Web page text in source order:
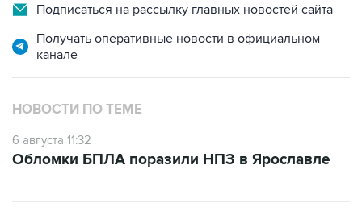
Подписаться на рассылку главных новостей сайта
Получать оперативные новости в официальном
канале
НОВОСТИ ПО ТЕМЕ
6 августа 11:32
Обломки БПЛА поразили НПЗ в Ярославле